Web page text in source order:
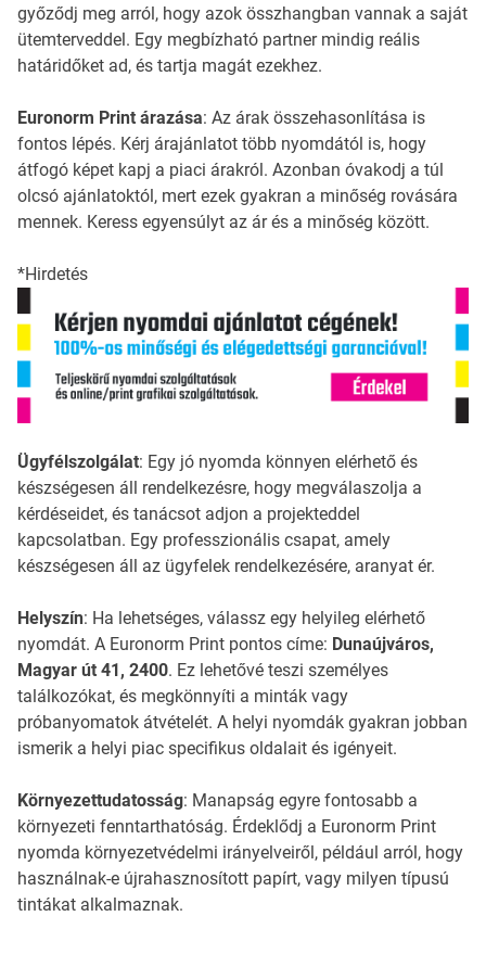
győződj meg arról, hogy azok összhangban vannak a saját
ütemterveddel. Egy megbízható partner mindig reális
határidőket ad, és tartja magát ezekhez.
Euronorm Print árazása: Az árak összehasonlítása is
fontos lépés. Kérj árajánlatot több nyomdától is, hogy
átfogó képet kapj a piaci árakról. Azonban óvakodj a túl
olcsó ajánlatoktól, mert ezek gyakran a minőség rovására
mennek. Keress egyensúlyt az ár és a minőség között.
*Hirdetés
Ügyfélszolgálat: Egy jó nyomda könnyen elérhető és
készségesen áll rendelkezésre, hogy megválaszolja a
kérdéseidet, és tanácsot adjon a projekteddel
kapcsolatban. Egy professzionális csapat, amely
készségesen áll az ügyfelek rendelkezésére, aranyat ér.
Helyszín: Ha lehetséges, válassz egy helyileg elérhető
nyomdát. A Euronorm Print pontos címe: Dunaújváros,
Magyar út 41, 2400. Ez lehetővé teszi személyes
találkozókat, és megkönnyíti a minták vagy
próbanyomatok átvételét. A helyi nyomdák gyakran jobban
ismerik a helyi piac specifikus oldalait és igényeit.
Környezettudatosság: Manapság egyre fontosabb a
környezeti fenntarthatóság. Érdeklődj a Euronorm Print
nyomda környezetvédelmi irányelveiről, például arról, hogy
használnak-e újrahasznosított papírt, vagy milyen típusú
tintákat alkalmaznak.